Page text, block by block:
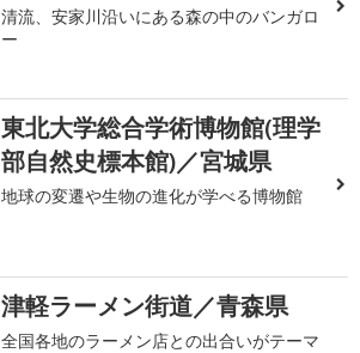
清流、安家川沿いにある森の中のバンガロ
ー
東北大学総合学術博物館(理学
部自然史標本館)／宮城県
地球の変遷や生物の進化が学べる博物館
津軽ラーメン街道／青森県
全国各地のラーメン店との出合いがテーマ